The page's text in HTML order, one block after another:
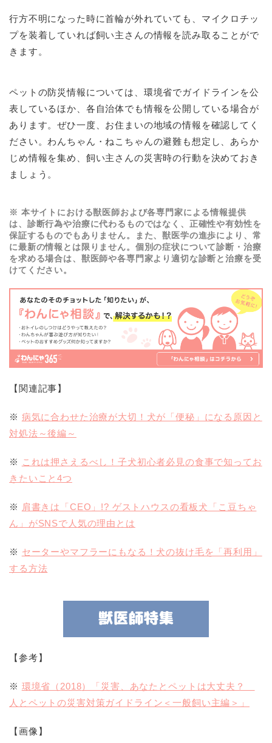
行方不明になった時に首輪が外れていても、マイクロチッ
プを装着していれば飼い主さんの情報を読み取ることがで
きます。
ペットの防災情報については、環境省でガイドラインを公
表しているほか、各自治体でも情報を公開している場合が
あります。ぜひ一度、お住まいの地域の情報を確認してく
ださい。わんちゃん・ねこちゃんの避難も想定し、あらか
じめ情報を集め、飼い主さんの災害時の行動を決めておき
ましょう。
※ 本サイトにおける獣医師および各専門家による情報提供
は、診断行為や治療に代わるものではなく、正確性や有効性を
保証するものでもありません。また、獣医学の進歩により、常
に最新の情報とは限りません。個別の症状について診断・治療
を求める場合は、獣医師や各専門家より適切な診断と治療を受
けてください。
【関連記事】
※ 病気に合わせた治療が大切！犬が「便秘」になる原因と
対処法～後編～
※ これは押さえるべし！子犬初心者必見の食事で知ってお
きたいこと4つ
※ 肩書きは「CEO」!? ゲストハウスの看板犬「こ豆ちゃ
ん」がSNSで人気の理由とは
※ セーターやマフラーにもなる！犬の抜け毛を「再利用」
する方法
【参考】
※ 環境省（ 2018）「災害、あなたとペットは大丈夫？
人とペットの災害対策ガイドライン＜一般飼い主編＞」
【画像】